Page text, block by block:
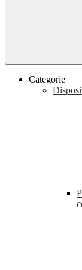
Categorie